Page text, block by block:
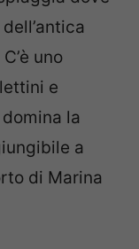
uno
e
la
a
di Marina